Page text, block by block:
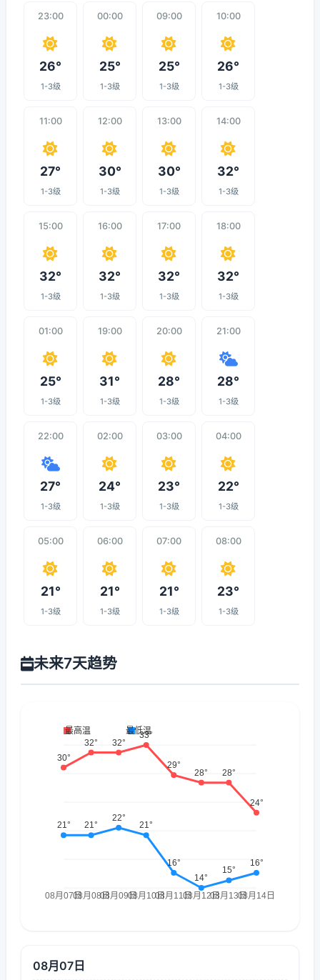
23:00
26°
1-3级
00:00
25°
1-3级
09:00
25°
1-3级
10:00
26°
1-3级
11:00
27°
1-3级
12:00
30°
1-3级
13:00
30°
1-3级
14:00
32°
1-3级
15:00
32°
1-3级
16:00
32°
1-3级
17:00
32°
1-3级
18:00
32°
1-3级
01:00
25°
1-3级
19:00
31°
1-3级
20:00
28°
1-3级
21:00
28°
1-3级
22:00
27°
1-3级
02:00
24°
1-3级
03:00
23°
1-3级
04:00
22°
1-3级
05:00
21°
1-3级
06:00
21°
1-3级
07:00
21°
1-3级
08:00
23°
1-3级
未来7天趋势
08月07日